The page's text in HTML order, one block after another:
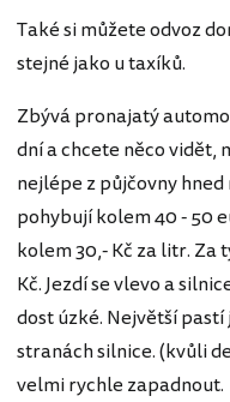
Také si můžete odvoz
stejné jako u taxíků.
Zbývá pronajatý
dní a chcete něco vidět,
nejlépe z půjčovny
pohybují kolem 40 - 50
kolem 30,- Kč za litr. Za
Kč. Jezdí se vlevo a
dost úzké. Největší
stranách silnice. (kvůli
velmi rychle zapadnout.